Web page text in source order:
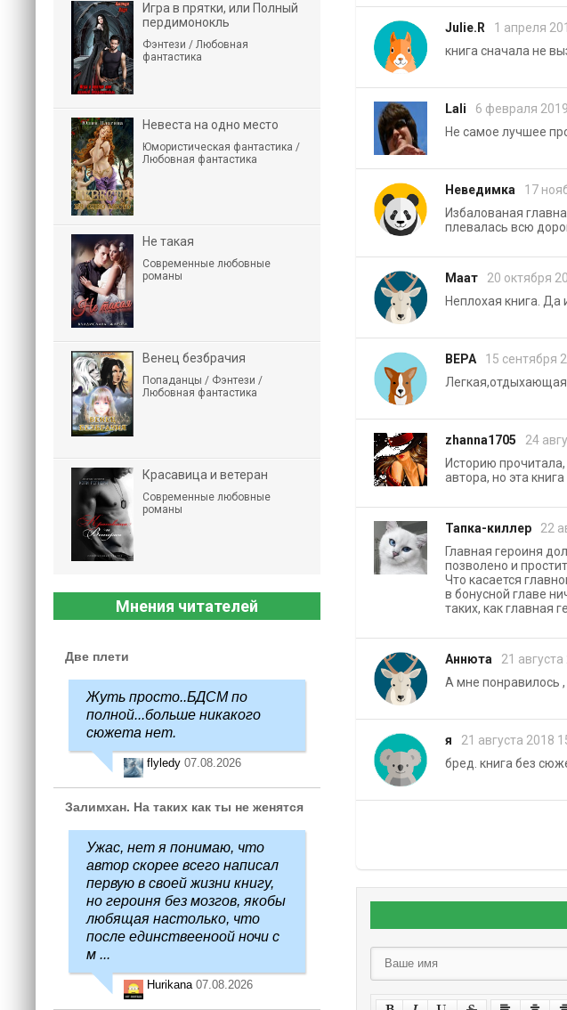
Julie.R 1 апреля
книга сначала не
Lali 6 февраля
Не самое лучшее
Неведимка 17
Избалованая
плевалась всю
Маат 20 октября
Неплохая книга. Да
ВЕРА 15 сентября
zhanna1705 24
Историю
автора, но эта
Тапка-киллер 22
Главная героиня
позволено и
Что касается
в бонусной главе
таких, как главная
Аннюта 21 августа
А мне понравилось ,
я 21 августа 2018
бред. книга без
Игра в прятки, или Полный
пердимонокль
Фэнтези / Любовная
фантастика
Невеста на одно место
Юмористическая фантастика /
Любовная фантастика
Не такая
Современные любовные
романы
Венец безбрачия
Попаданцы / Фэнтези /
Любовная фантастика
Красавица и ветеран
Современные любовные
романы
Мнения читателей
Две плети
Жуть просто..БДСМ по
полной...больше никакого
сюжета нет.
flyledy 07.08.2026
Залимхан. На таких как ты не женятся
Ужас, нет я понимаю, что
автор скорее всего написал
первую в своей жизни книгу,
но героиня без мозгов, якобы
любящая настолько, что
после единствееноой ночи с
м ...
Hurikana 07.08.2026